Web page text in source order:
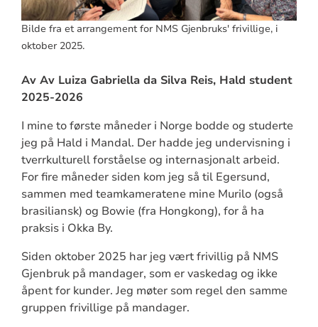
Bilde fra et arrangement for NMS Gjenbruks' frivillige, i
oktober 2025.
Av Av Luiza Gabriella da Silva Reis, Hald student
2025-2026
I mine to første måneder i Norge bodde og studerte
jeg på Hald i Mandal. Der hadde jeg undervisning i
tverrkulturell forståelse og internasjonalt arbeid.
For fire måneder siden kom jeg så til Egersund,
sammen med teamkameratene mine Murilo (også
brasiliansk) og Bowie (fra Hongkong), for å ha
praksis i Okka By.
Siden oktober 2025 har jeg vært frivillig på NMS
Gjenbruk på mandager, som er vaskedag og ikke
åpent for kunder. Jeg møter som regel den samme
gruppen frivillige på mandager.